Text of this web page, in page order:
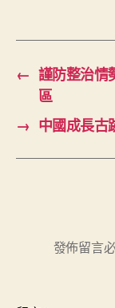
← 謹防整治情
區
→ 中國成長古
發佈留言